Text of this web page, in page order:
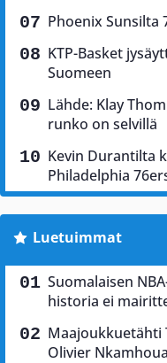
Phoenix Sunsilta
KTP-Basket
Suomeen
Lähde: Klay
runko on selvillä
Kevin Durantilta
Philadelphia
Luetuimmat
Suomalaisen
historia ei
Maajoukkuetähti
Olivier